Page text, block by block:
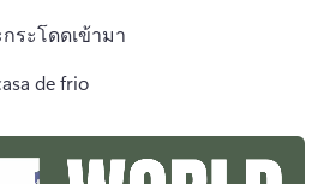
ระโดดเข้ามา
de frio